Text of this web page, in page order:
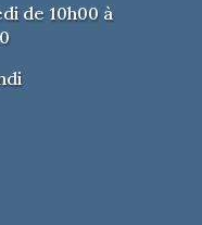
de 10h00 à